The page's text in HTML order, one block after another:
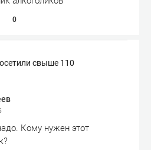
0
свыше 110
Кому нужен этот